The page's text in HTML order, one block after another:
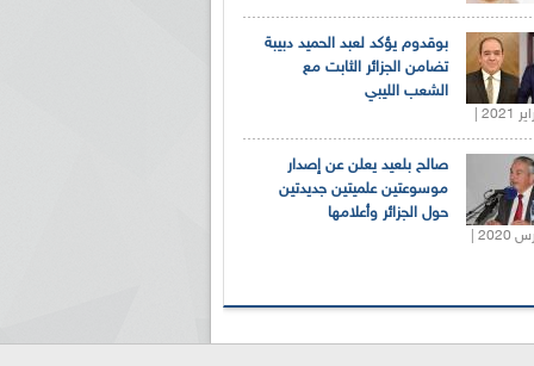
بوقدوم يؤكد لعبد الحميد دبيبة
تضامن الجزائر الثابت مع
الشعب الليبي
صالح بلعيد يعلن عن إصدار
موسوعتين علميتين جديدتين
حول الجزائر وأعلامها